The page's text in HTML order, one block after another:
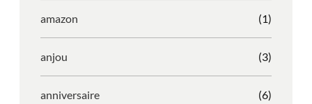
amazon (1)
anjou (3)
anniversaire (6)